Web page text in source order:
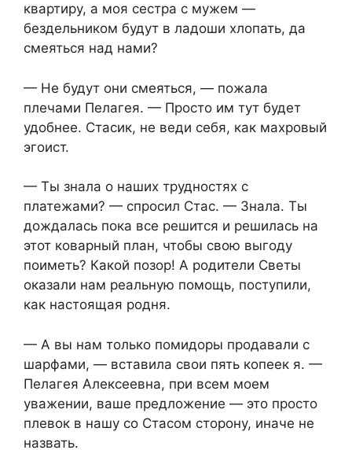
квартиру, а моя сестра с мужем —
бездельником будут в ладоши хлопать, да
смеяться над нами?
— Не будут они смеяться, — пожала
плечами Пелагея. — Просто им тут будет
удобнее. Стасик, не веди себя, как махровый
эгоист.
— Ты знала о наших трудностях с
платежами? — спросил Стас. — Знала. Ты
дождалась пока все решится и решилась на
этот коварный план, чтобы свою выгоду
поиметь? Какой позор! А родители Светы
оказали нам реальную помощь, поступили,
как настоящая родня.
— А вы нам только помидоры продавали с
шарфами, — вставила свои пять копеек я. —
Пелагея Алексеевна, при всем моем
уважении, ваше предложение — это просто
плевок в нашу со Стасом сторону, иначе не
назвать.